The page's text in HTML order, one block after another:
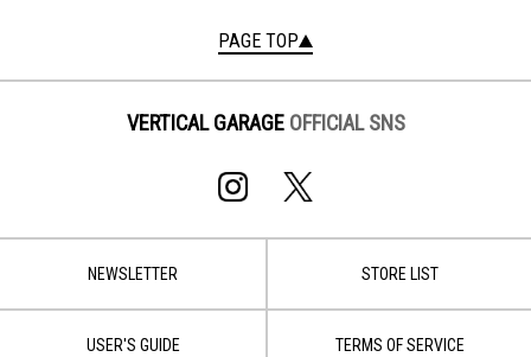
PAGE TOP
VERTICAL GARAGE OFFICIAL SNS
NEWSLETTER STORE LIST
USER'S GUIDE TERMS OF SERVICE